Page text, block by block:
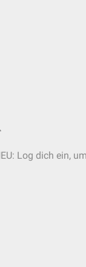
Log dich ein,